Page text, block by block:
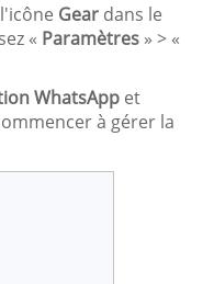
Gear dans le
« Paramètres » > «
WhatsApp et
à gérer la